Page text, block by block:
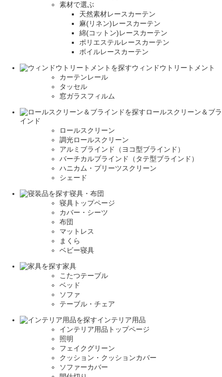
素材で選ぶ
天然素材レースカーテン
麻(リネン)レースカーテン
綿(コットン)レースカーテン
ポリエステルレースカーテン
ボイルレースカーテン
ウィンドウトリートメント
カーテンレール
タッセル
窓ガラスフィルム
ロールスクリーン＆ブラ
インド
ロールスクリーン
調光ロールスクリーン
アルミブラインド（ヨコ型ブラインド）
バーチカルブラインド（タテ型ブラインド）
ハニカム・プリーツスクリーン
シェード
寝具・布団
寝具トップページ
カバー・シーツ
布団
マットレス
まくら
ベビー寝具
家具
こたつテーブル
ベッド
ソファ
テーブル・チェア
インテリア用品
インテリア用品トップページ
照明
フェイクグリーン
クッション・クッションカバー
ソファーカバー